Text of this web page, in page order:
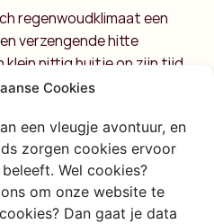
Cookies
een vleugje avontuur, en
zorgen cookies ervoor
Wel cookies?
om onze website te
Dan gaat je data
regenwoudklimaat een
verzengende hitte
pittig buitje op zijn tijd.
passaatwind maakt het
je hier gebakken met het
houdt.
met wat